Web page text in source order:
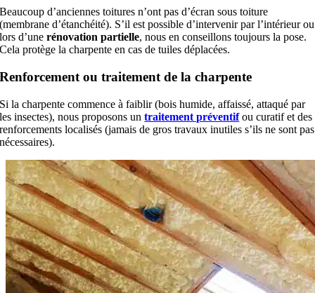
Beaucoup d’anciennes toitures n’ont pas d’écran sous toiture
(membrane d’étanchéité). S’il est possible d’intervenir par l’intérieur ou
lors d’unerénovation partielle, nous en conseillons toujours la pose.
Cela protège la charpente en cas de tuiles déplacées.
Renforcement ou traitement de la charpente
Si la charpente commence à faiblir (bois humide, affaissé, attaqué par
les insectes), nous proposons untraitement préventifou curatif et des
renforcements localisés (jamais de gros travaux inutiles s’ils ne sont pas
nécessaires).